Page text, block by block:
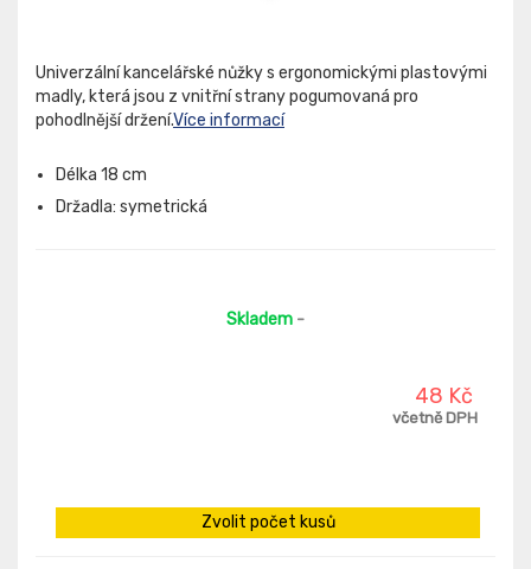
Univerzální kancelářské nůžky s ergonomickými plastovými
madly, která jsou z vnitřní strany pogumovaná pro
pohodlnější držení.Více informací
Délka 18 cm
Držadla: symetrická
Skladem -
48 Kč
včetně DPH
Zvolit počet kusů